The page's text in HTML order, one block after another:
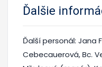
Ďalšie
Ďalší personál: Jana
Cebecauerová, Bc.